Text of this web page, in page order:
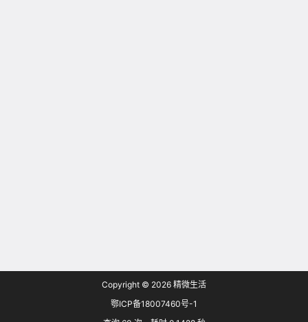
Copyright © 2026 精微生活
鄂ICP备18007460号-1